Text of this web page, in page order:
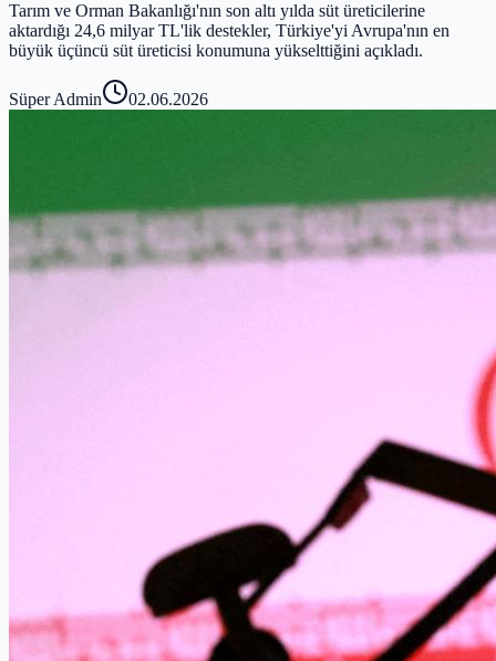
Tarım ve Orman Bakanlığı'nın son altı yılda süt üreticilerine
aktardığı 24,6 milyar TL'lik destekler, Türkiye'yi Avrupa'nın en
büyük üçüncü süt üreticisi konumuna yükselttiğini açıkladı.
Süper Admin 02.06.2026